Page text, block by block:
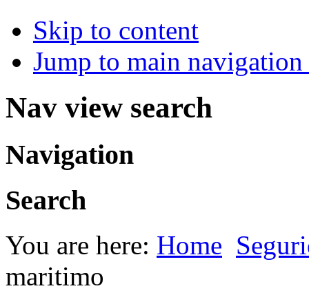
Skip to content
Jump to main
Nav view search
Navigation
Search
You are here: Home
maritimo